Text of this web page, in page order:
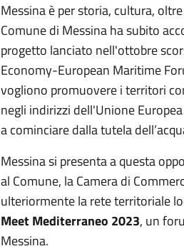
Messina è per storia, cultura,
Comune di Messina ha subito
progetto lanciato nell'ottobre
Economy-European Maritime
vogliono promuovere i territori
negli indirizzi dell'Unione
a cominciare dalla tutela
Messina si presenta a questa
al Comune, la Camera di
ulteriormente la rete territoriale
Meet Mediterraneo 2023, un
Messina.